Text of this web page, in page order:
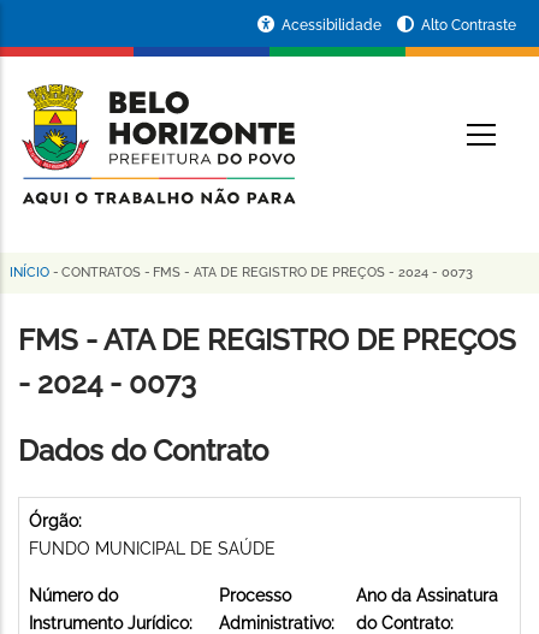
conteúdo
principal
da
Prefeitura
de
Horizonte
Acessibilidade Alto Contraste
Trilha
de
navegação
INÍCIO - CONTRATOS - FMS - ATA DE REGISTRO DE PREÇOS - 2024 - 0073
FMS - ATA DE REGISTRO DE PREÇOS
- 2024 - 0073
Dados do Contrato
Órgão:
FUNDO MUNICIPAL DE SAÚDE
Número do
Instrumento Jurídico:
Processo
Administrativo:
Ano da Assinatura
do Contrato: